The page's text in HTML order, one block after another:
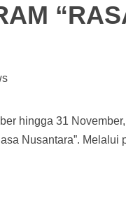
hingga 31
Nusantara”.